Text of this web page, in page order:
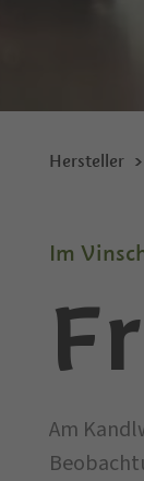
Hersteller
Im
Am